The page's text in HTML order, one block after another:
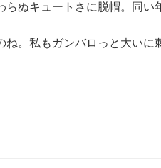
ぬキュートさに脱帽。同い
ね。私もガンバロっと大いに